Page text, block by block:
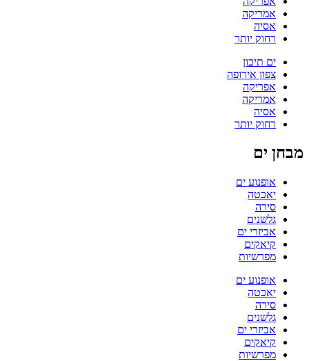
אמריקה
אסיה
רחוק יותר
ים תיכון
צפון אירופה
אפריקה
אמריקה
אסיה
רחוק יותר
מבחן ים
אופנוע ים
יאכטה
סירה
גלשנים
אביזרי ים
קיאקים
מפרשיות
אופנוע ים
יאכטה
סירה
גלשנים
אביזרי ים
קיאקים
מפרשיות